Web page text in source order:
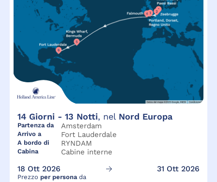
14 Giorni - 13 Notti, nel Nord Europa
Partenza da Amsterdam
Arrivo a Fort Lauderdale
A bordo di RYNDAM
Cabina Cabine interne
18 Ott 2026 31 Ott 2026
Prezzo per personada